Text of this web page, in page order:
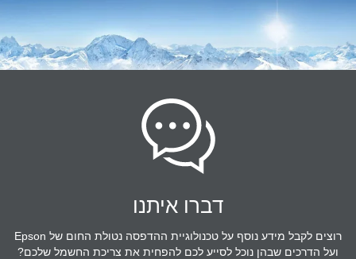
דברו איתנו
רוצים לקבל מידע נוסף על טכנולוגיית ההדפסה נטולת החום של Epson
ועל הדרכים שבהן נוכל לסייע לכם להפחית את צריכת החשמל שלכם?